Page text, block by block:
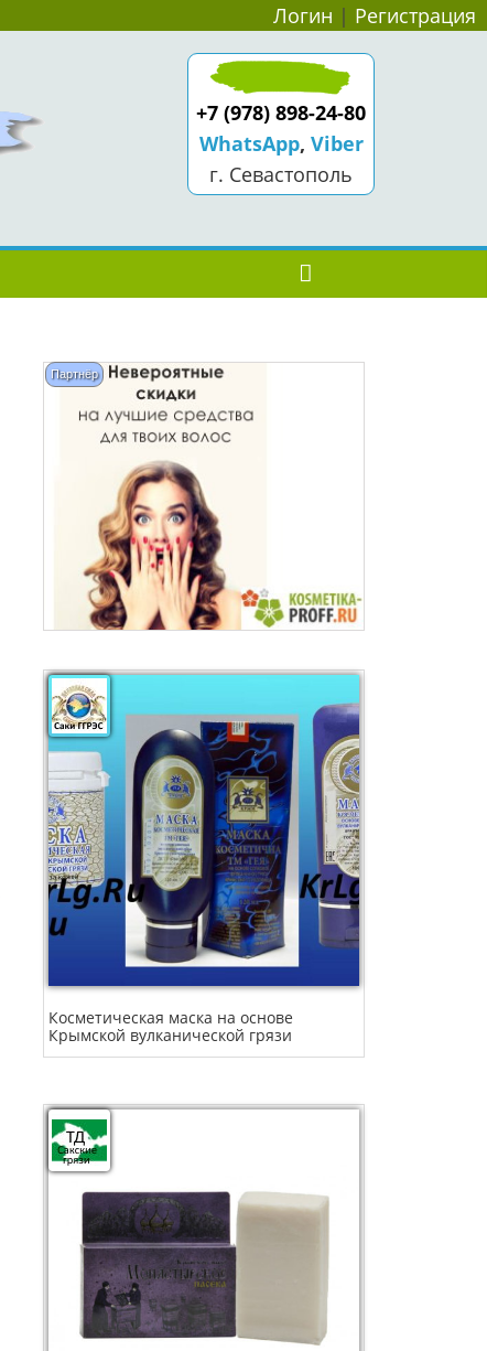
Логин | Регистрация
+7 (978) 898-24-80
WhatsApp, Viber
г. Севастополь
Партнёр
Косметическая маска на основе
Крымской вулканической грязи